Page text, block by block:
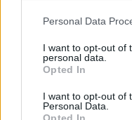
Personal Data
I want to opt-out of
personal data.
Opted In
I want to opt-out of
Personal Data.
Opted In